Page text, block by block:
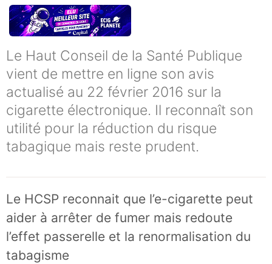
Le Haut Conseil de la Santé Publique
vient de mettre en ligne son avis
actualisé au 22 février 2016 sur la
cigarette électronique. Il reconnaît son
utilité pour la réduction du risque
tabagique mais reste prudent.
Le HCSP reconnait que l’e-cigarette peut
aider à arrêter de fumer mais redoute
l’effet passerelle et la renormalisation du
tabagisme